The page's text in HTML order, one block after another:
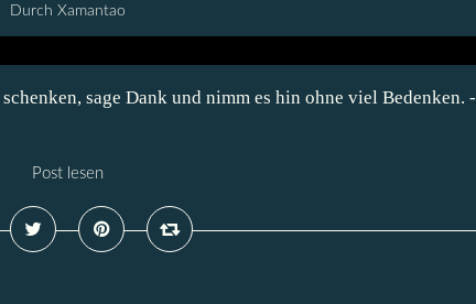
Durch Xamantao
sage Dank und nimm es hin ohne viel Bedenken. -
Post lesen